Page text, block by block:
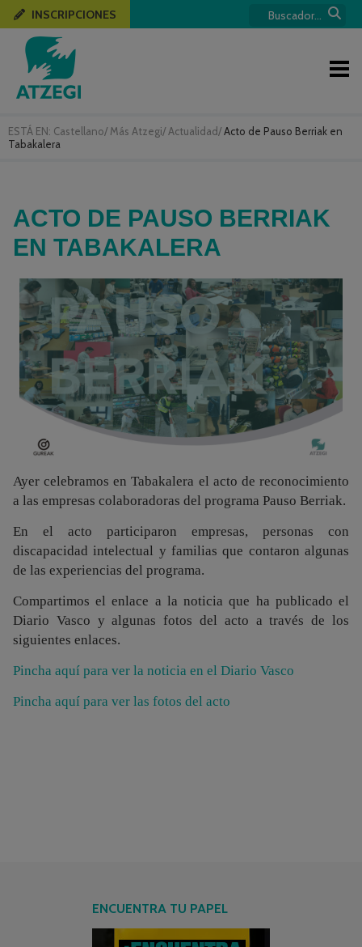
ESTÁ EN: Castellano/ Más Atzegi/ Actualidad/Acto de Pauso Berriak en
Tabakalera
INSCRIPCIONES
ACTO DE PAUSO BERRIAK
EN TABAKALERA
Ayer celebramos en Tabakalera el acto de reconocimiento
a las empresas colaboradoras del programa Pauso Berriak.
En el acto participaron empresas, personas con
discapacidad intelectual y familias que contaron algunas
de las experiencias del programa.
Compartimos el enlace a la noticia que ha publicado el
Diario Vasco y algunas fotos del acto a través de los
siguientes enlaces.
Pincha aquí para ver la noticia en el Diario Vasco
Pincha aquí para ver las fotos del acto
ENCUENTRA TU PAPEL